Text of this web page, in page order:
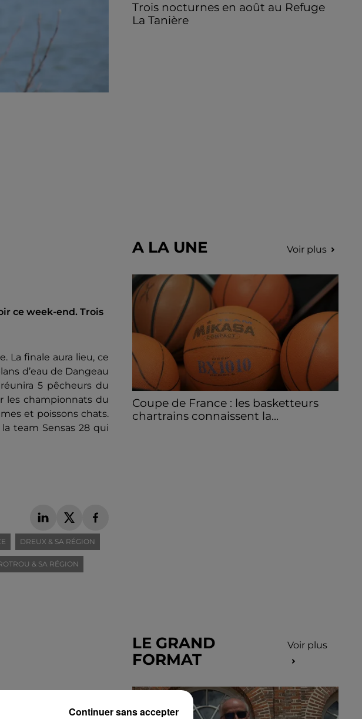
ce week-end. Trois
La finale aura lieu, ce
d’eau de Dangeau
5 pêcheurs du
les championnats du
et poissons chats.
team Sensas 28 qui
DREUX & SA RÉGION
& SA RÉGION
Trois nocturnes en août au Refuge
La Tanière
A LA UNE Voir plus
Coupe de France : les basketteurs
chartrains connaissent la...
LE GRAND
FORMAT
Voir plus
Continuer sans accepter